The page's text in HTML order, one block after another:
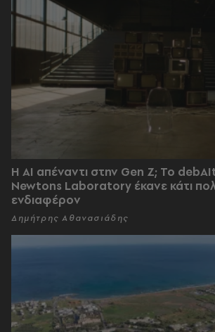
Η AI απέναντι στην Gen Z; Το
Newtons Laboratory έκανε κάτι
ενδιαφέρον
Δημήτρης Αθανασιάδης